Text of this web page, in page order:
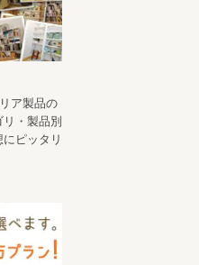
ア製品の
・製品別
ピッタリ